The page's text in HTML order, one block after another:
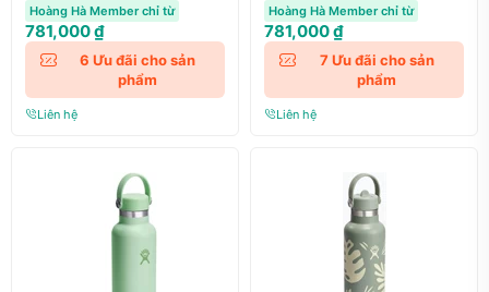
Hoàng Hà Member chỉ từ
781,000 ₫
6 Ưu đãi cho sản
phẩm
Liên hệ
Hoàng Hà Member chỉ từ
781,000 ₫
7 Ưu đãi cho sản
phẩm
Liên hệ